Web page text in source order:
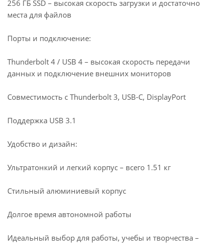
256 ГБ SSD – высокая скорость загрузки и достаточно
места для файлов
Порты и подключение:
Thunderbolt 4 / USB 4 – высокая скорость передачи
данных и подключение внешних мониторов
Совместимость с Thunderbolt 3, USB-C, DisplayPort
Поддержка USB 3.1
Удобство и дизайн:
Ультратонкий и легкий корпус – всего 1.51 кг
Стильный алюминиевый корпус
Долгое время автономной работы
Идеальный выбор для работы, учебы и творчества –